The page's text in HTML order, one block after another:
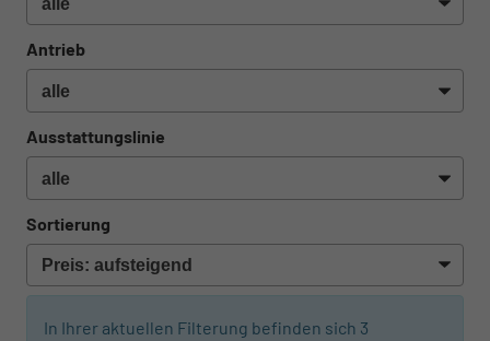
Antrieb
Ausstattungslinie
Sortierung
In Ihrer aktuellen Filterung befinden sich 3